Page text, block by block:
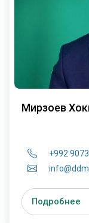
Мирзоев
+992
Подробнее